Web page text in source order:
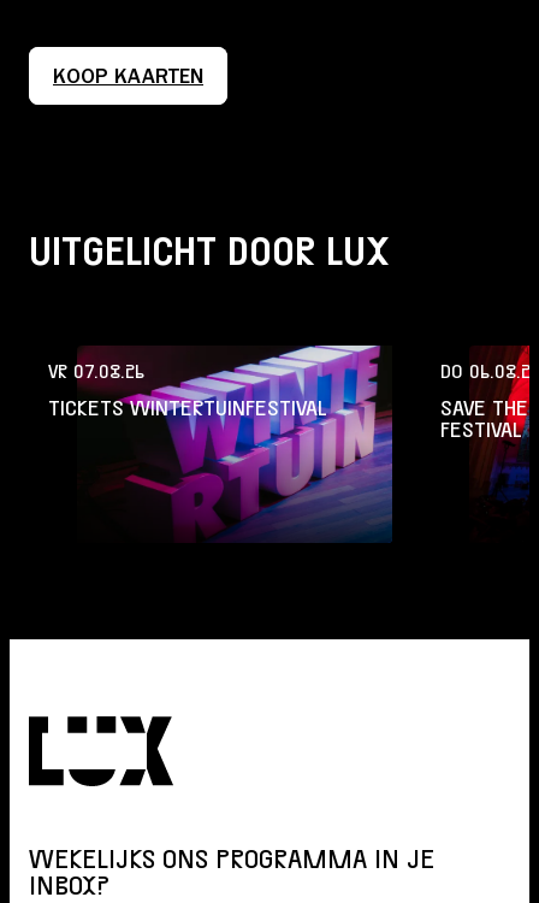
KOOP KAARTEN
UITGELICHT DOOR LUX
VR 07.08.26
TICKETS WINTERTUINFESTIVAL
DO
SAVE THE
FESTIVAL
WEKELIJKS ONS PROGRAMMA IN JE
INBOX?